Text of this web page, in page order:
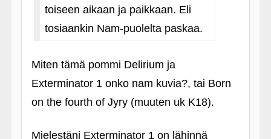
toiseen aikaan ja paikkaan. Eli
tosiaankin Nam-puolelta paskaa.
Miten tämä pommi Delirium ja
Exterminator 1 onko nam kuvia?, tai Born
on the fourth of Jyry (muuten uk K18).
Mielestäni Exterminator 1 on lähinnä